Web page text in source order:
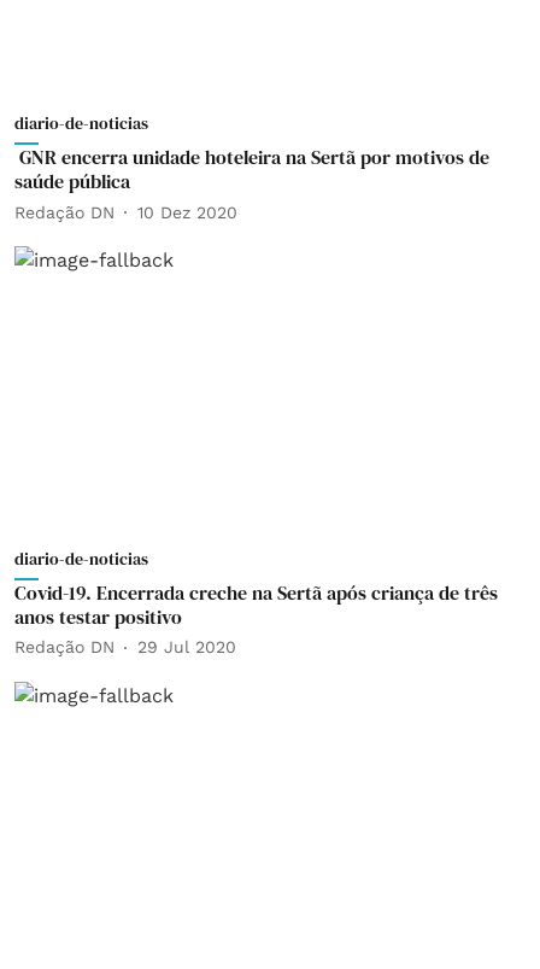
diario-de-noticias
GNR encerra unidade hoteleira na Sertã por motivos de
saúde pública
Redação DN 10 Dez 2020
diario-de-noticias
Covid-19. Encerrada creche na Sertã após criança de três
anos testar positivo
Redação DN 29 Jul 2020